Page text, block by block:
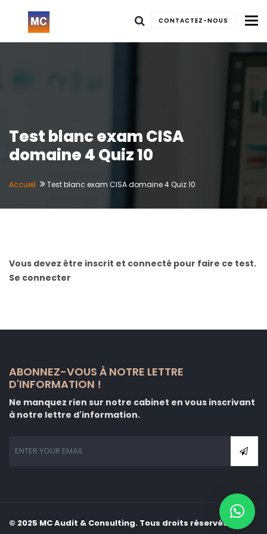
CONTACTEZ-NOUS
Test blanc exam CISA
domaine 4 Quiz 10
Accueil Test blanc exam CISA domaine 4 Quiz 10
Vous devez être inscrit et connecté pour faire ce test.
Se connecter
ABONNEZ-VOUS À NOTRE LETTRE
D'INFORMATION !
Ne manquez rien sur notre cabinet en vous inscrivant
à notre lettre d'information.
© 2025 MC Audit & Consulting. Tous droits réservés.